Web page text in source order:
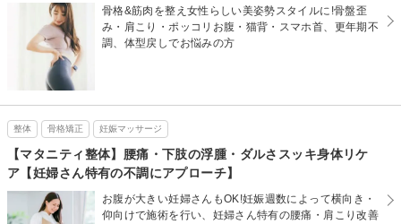
骨格&筋肉を整え女性らしい美姿勢スタイルに!骨盤歪
み・肩こり・ポッコリお腹・猫背・スマホ首、更年期不
調、体型戻しでお悩みの方
整体 骨格矯正 妊娠マッサージ
【マタニティ整体】腰痛・下肢の浮腫・ダルさスッキ身体リケ
ア【妊婦さん特有の不調にアプローチ】
お腹が大きい妊婦さんもOK!妊娠週数によって横向き・
仰向けで施術を行い、妊婦さん特有の腰痛・肩こり改善